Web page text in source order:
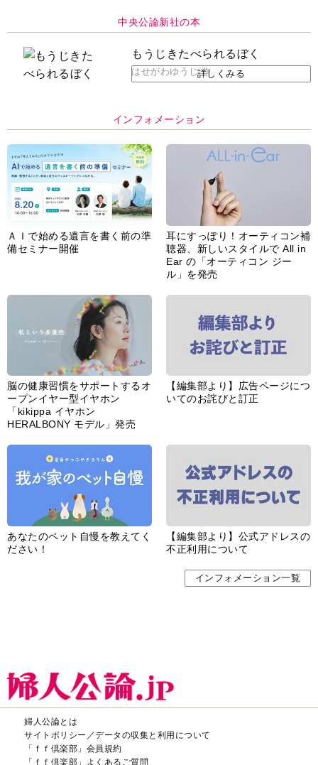
中央公論新社の本
もうじきたべられるぼく
はせがわゆうじ 作詳しくみる
インフォメーション
ＡＩで始める遺言を書く前の準
備セミナー開催
耳にすっぽり！オーティコン補
聴器、新しいスタイルで All in
Ear の「オーティコン ジー
ル」を発売
脳の健康習慣をサポートするオ
ープンイヤー型イヤホン
「kikippa イヤホン
HERALBONY モデル」発売
【編集部より】広告ページにつ
いてのお詫びと訂正
あなたのペット自慢を教えてく
ださい！
【編集部より】公式アドレスの
不正利用について
インフォメーション一覧
婦人公論とは
サイトポリシー／データの収集と利用について
「ｆｆ倶楽部」会員規約
「ｆｆ倶楽部」よくあるご質問